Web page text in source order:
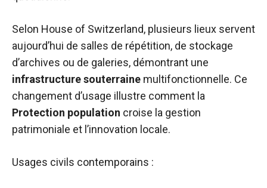
Selon House of Switzerland, plusieurs lieux servent
aujourd’hui de salles de répétition, de stockage
d’archives ou de galeries, démontrant une
infrastructure souterraine multifonctionnelle. Ce
changement d’usage illustre comment la
Protection population croise la gestion
patrimoniale et l’innovation locale.
Usages civils contemporains :